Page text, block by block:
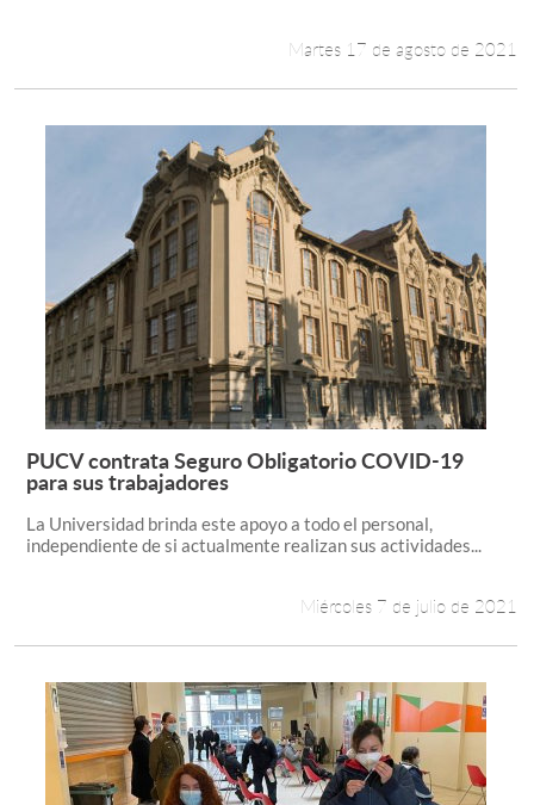
Martes 17 de agosto de 2021
Leer más +
PUCV contrata Seguro Obligatorio COVID-19
para sus trabajadores
La Universidad brinda este apoyo a todo el personal,
independiente de si actualmente realizan sus actividades...
Miércoles 7 de julio de 2021